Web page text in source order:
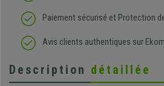
Paiement sécurisé et Protection
Avis clients authentiques sur
Description détaillée